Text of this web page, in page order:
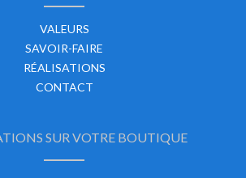
VALEURS
SAVOIR-FAIRE
RÉALISATIONS
CONTACT
SUR VOTRE BOUTIQUE